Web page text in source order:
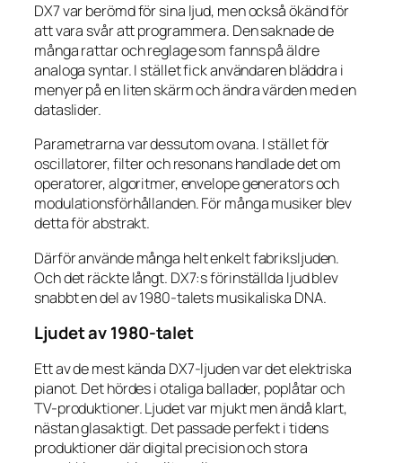
DX7 var berömd för sina ljud, men också ökänd för
att vara svår att programmera. Den saknade de
många rattar och reglage som fanns på äldre
analoga syntar. I stället fick användaren bläddra i
menyer på en liten skärm och ändra värden med en
dataslider.
Parametrarna var dessutom ovana. I stället för
oscillatorer, filter och resonans handlade det om
operatorer, algoritmer, envelope generators och
modulationsförhållanden. För många musiker blev
detta för abstrakt.
Därför använde många helt enkelt fabriksljuden.
Och det räckte långt. DX7:s förinställda ljud blev
snabbt en del av 1980-talets musikaliska DNA.
Ljudet av 1980-talet
Ett av de mest kända DX7-ljuden var det elektriska
pianot. Det hördes i otaliga ballader, poplåtar och
TV-produktioner. Ljudet var mjukt men ändå klart,
nästan glasaktigt. Det passade perfekt i tidens
produktioner där digital precision och stora